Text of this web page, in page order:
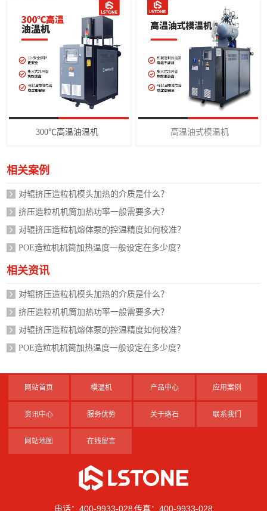
300℃高温油温机 高温油式模温机
相关案例
对辊挤压造粒机模头加热的介质是什么？
挤压造粒机机筒加热功率一般需要多大？
对辊挤压造粒机熔体泵的控温精度如何校准？
POE造粒机机筒加热温度一般设定在多少度？
相关资讯
对辊挤压造粒机模头加热的介质是什么？
挤压造粒机机筒加热功率一般需要多大？
对辊挤压造粒机熔体泵的控温精度如何校准？
POE造粒机机筒加热温度一般设定在多少度？
网站首页 模温机 产品中心 应用案例
资讯中心 服务优势 关于珞石 联系我们
网站地图 在线留言
电话：400-9933-028 传真：400-9933-028